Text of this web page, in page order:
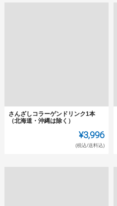
さんざしコラーゲンドリンク1本
（北海道・沖縄は除く）
¥3,996
(税込/送料込)